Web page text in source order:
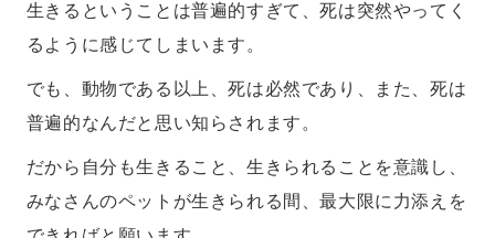
生きるということは普遍的すぎて、死は突然やってく
るように感じてしまいます。
でも、動物である以上、死は必然であり、また、死は
普遍的なんだと思い知らされます。
だから自分も生きること、生きられることを意識し、
みなさんのペットが生きられる間、最大限に力添えを